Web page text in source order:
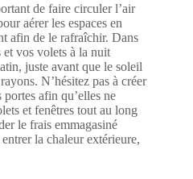
de faire circuler l’air
aérer les espaces en
afin de le rafraîchir. Dans
et vos volets à la nuit
juste avant que le soleil
N’hésitez pas à créer
afin qu’elles ne
et fenêtres tout au long
le frais emmagasiné
la chaleur extérieure,